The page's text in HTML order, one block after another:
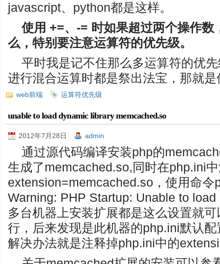
javascript、python都是这样。
使用 +=、-= 时如果超过两个操作数
么，特别要注意运算符的优先级。
平时我是记不住那么多运算符的优
进行混合运算时都是祭出法宝，那就
web前端 运算符优先级
unable to load dynamic library memcached.so
2012年7月28日 admin
通过源代码编译安装php的
生成了memcached.so,同时在php.ini
extension=memcached.so，使用命令
Warning: PHP Startup: Unable to
多台机器上安装扩展都是这么设置就
行，后来发现是此机器的php.ini默认
解决办法就是注释掉php.ini中的